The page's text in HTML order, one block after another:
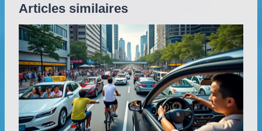
Articles similaires